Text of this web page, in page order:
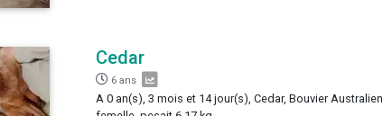
Cedar
6 ans
A 0 an(s), 3 mois et 14 jour(s), Cedar, Bouvier Australien,